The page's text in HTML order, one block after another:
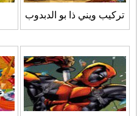
تركيب ويني ذا بو الدبدوب